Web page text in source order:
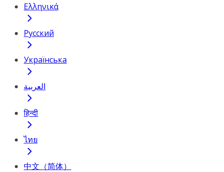
Ελληνικά
Русский
Українська
العربية
हिन्दी
ไทย
中文（简体）